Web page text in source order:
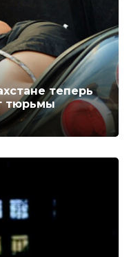
теперь
тюрьмы